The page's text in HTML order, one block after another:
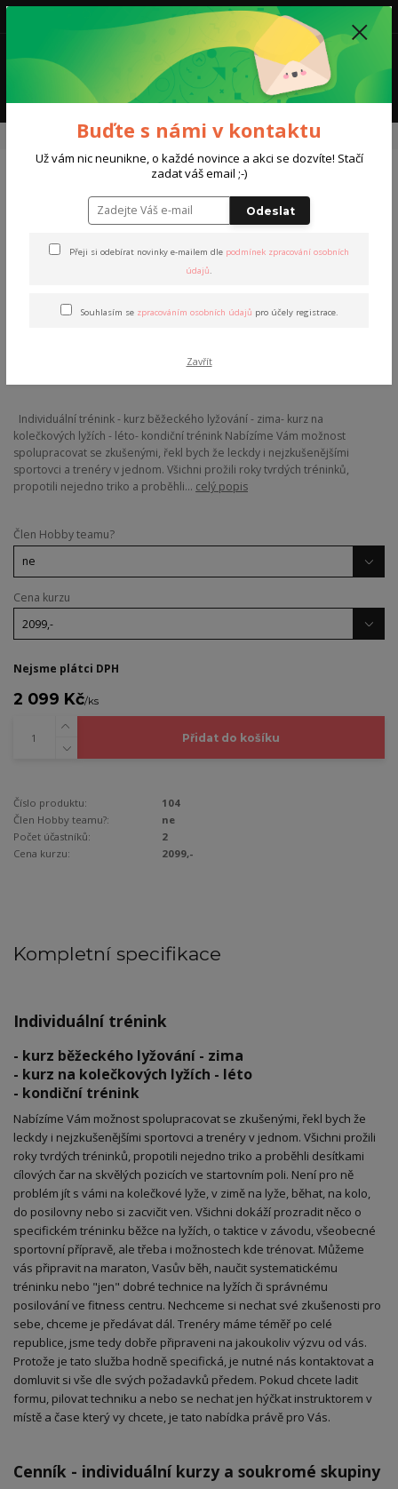
Menu
0,00 Kč
Kurzy a trénink Individuální trénink Individuální kurz/trénink
Individuální kurz/trénink
Individuální trénink - kurz běžeckého lyžování - zima- kurz na
kolečkových lyžích - léto- kondiční trénink Nabízíme Vám možnost
spolupracovat se zkušenými, řekl bych že leckdy i nejzkušenějšími
sportovci a trenéry v jednom. Všichni prožili roky tvrdých tréninků,
propotili nejedno triko a proběhli... celý popis
Člen Hobby teamu?
Cena kurzu
Nejsme plátci DPH
2 099 Kč/ks
Přidat do košíku
Číslo produktu:
104
Člen Hobby teamu?:
ne
Počet účastníků:
2
Cena kurzu:
2099,-
Kompletní specifikace
Individuální trénink
- kurz běžeckého lyžování - zima
- kurz na kolečkových lyžích - léto
- kondiční trénink
Nabízíme Vám možnost spolupracovat se zkušenými, řekl bych že
leckdy i nejzkušenějšími sportovci a trenéry v jednom. Všichni prožili
roky tvrdých tréninků, propotili nejedno triko a proběhli desítkami
cílových čar na skvělých pozicích ve startovním poli. Není pro ně
problém jít s vámi na kolečkové lyže, v zimě na lyže, běhat, na kolo,
do posilovny nebo si zacvičit ven. Všichni dokáží prozradit něco o
specifickém tréninku běžce na lyžích, o taktice v závodu, všeobecné
sportovní přípravě, ale třeba i možnostech kde trénovat. Můžeme
vás připravit na maraton, Vasův běh, naučit systematickému
tréninku nebo "jen" dobré technice na lyžích či správnému
posilování ve fitness centru. Nechceme si nechat své zkušenosti pro
sebe, chceme je předávat dál. Trenéry máme téměř po celé
republice, jsme tedy dobře připraveni na jakoukoliv výzvu od vás.
Protože je tato služba hodně specifická, je nutné nás kontaktovat a
domluvit si vše dle svých požadavků předem. Pokud chcete ladit
formu, pilovat techniku a nebo se nechat jen hýčkat instruktorem v
místě a čase který vy chcete, je tato nabídka právě pro Vás.
Cenník - individuální kurzy a soukromé skupiny
Buďte s námi v kontaktu
Už vám nic neunikne, o každé novince a akci se dozvíte! Stačí
zadat váš email ;-)
Odeslat
Přeji si odebírat novinky e-mailem dle podmínek zpracování osobních
údajů.
Souhlasím se zpracováním osobních údajů pro účely registrace.
Zavřít